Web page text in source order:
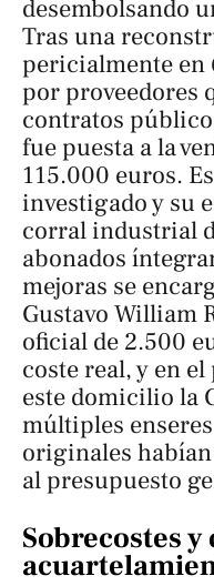
desembolsando
Tras una
pericialmente en
por proveedores
contratos
fue puesta a la
115.000 euros.
investigado y su
corral industrial
abonados
mejoras se
Gustavo William
oficial de 2.500
coste real, y en
este domicilio la
múltiples
originales
al presupuesto
Sobrecostes y